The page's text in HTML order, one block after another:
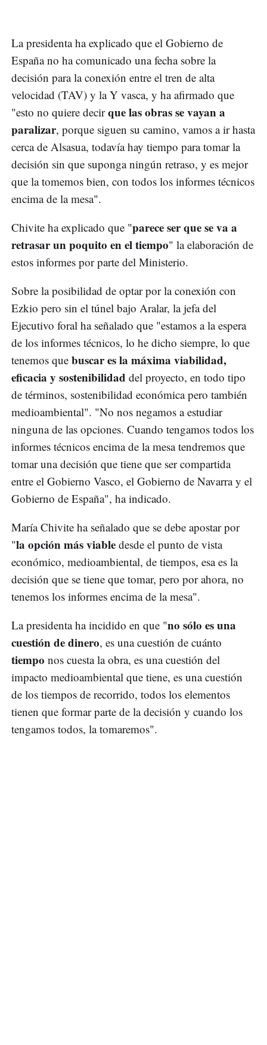
La presidenta ha explicado que el Gobierno de
España no ha comunicado una fecha sobre la
decisión para la conexión entre el tren de alta
velocidad (TAV) y la Y vasca, y ha afirmado que
"esto no quiere decirque las obras se vayan a
paralizar, porque siguen su camino, vamos a ir hasta
cerca de Alsasua, todavía hay tiempo para tomar la
decisión sin que suponga ningún retraso, y es mejor
que la tomemos bien, con todos los informes técnicos
encima de la mesa".
Chivite ha explicado que "parece ser que se va a
retrasar un poquito en el tiempo" la elaboración de
estos informes por parte del Ministerio.
Sobre la posibilidad de optar por la conexión con
Ezkio pero sin el túnel bajo Aralar, la jefa del
Ejecutivo foral ha señalado que "estamos a la espera
de los informes técnicos, lo he dicho siempre, lo que
tenemos que buscar es la máxima viabilidad,
eficacia y sostenibilidad del proyecto, en todo tipo
de términos, sostenibilidad económica pero también
medioambiental". "No nos negamos a estudiar
ninguna de las opciones. Cuando tengamos todos los
informes técnicos encima de la mesa tendremos que
tomar una decisión que tiene que ser compartida
entre el Gobierno Vasco, el Gobierno de Navarra y el
Gobierno de España", ha indicado.
María Chivite ha señalado que se debe apostar por
"la opción más viable desde el punto de vista
económico, medioambiental, de tiempos, esa es la
decisión que se tiene que tomar, pero por ahora, no
tenemos los informes encima de la mesa".
La presidenta ha incidido en que "no sólo es una
cuestión de dinero, es una cuestión de cuánto
tiempo nos cuesta la obra, es una cuestión del
impacto medioambiental que tiene, es una cuestión
de los tiempos de recorrido, todos los elementos
tienen que formar parte de la decisión y cuando los
tengamos todos, la tomaremos".